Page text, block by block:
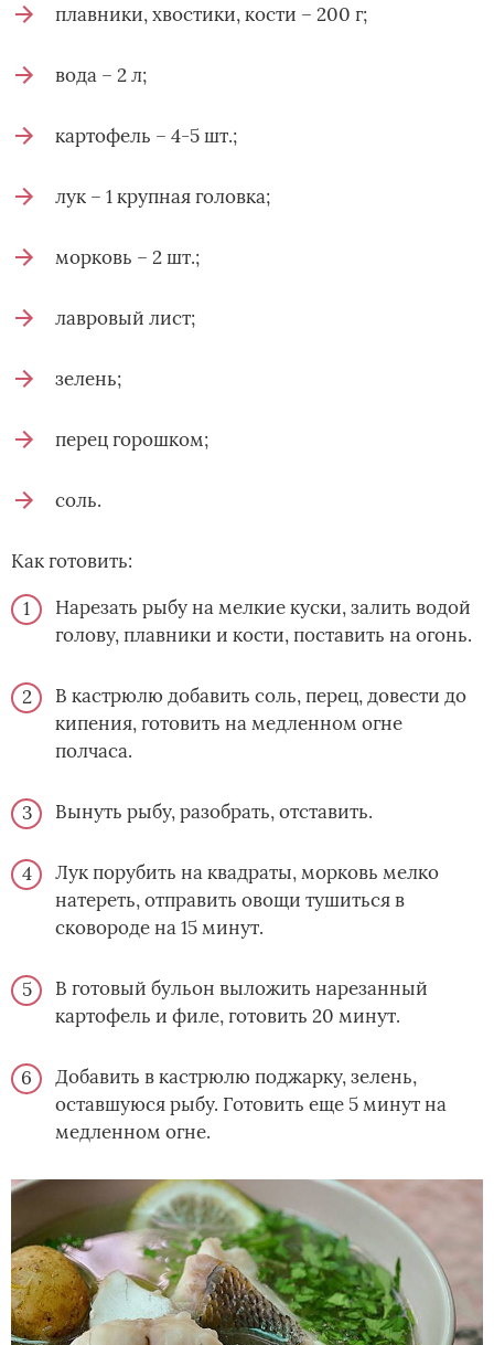
плавники, хвостики, кости – 200 г;
вода – 2 л;
картофель – 4-5 шт.;
лук – 1 крупная головка;
морковь – 2 шт.;
лавровый лист;
зелень;
перец горошком;
соль.
Как готовить:
Нарезать рыбу на мелкие куски, залить водой
голову, плавники и кости, поставить на огонь.
В кастрюлю добавить соль, перец, довести до
кипения, готовить на медленном огне
полчаса.
Вынуть рыбу, разобрать, отставить.
Лук порубить на квадраты, морковь мелко
натереть, отправить овощи тушиться в
сковороде на 15 минут.
В готовый бульон выложить нарезанный
картофель и филе, готовить 20 минут.
Добавить в кастрюлю поджарку, зелень,
оставшуюся рыбу. Готовить еще 5 минут на
медленном огне.